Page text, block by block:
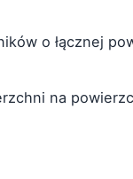
o łącznej
na